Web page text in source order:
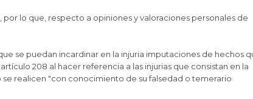
lo que, respecto a opiniones y valoraciones personales de
se puedan incardinar en la injuria imputaciones de hechos
208 al hacer referencia a las injurias que consistan en la
realicen "con conocimiento de su falsedad o temerario